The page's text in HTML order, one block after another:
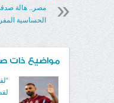
مصر.. هالة
الحساسية
مواضيع ذات